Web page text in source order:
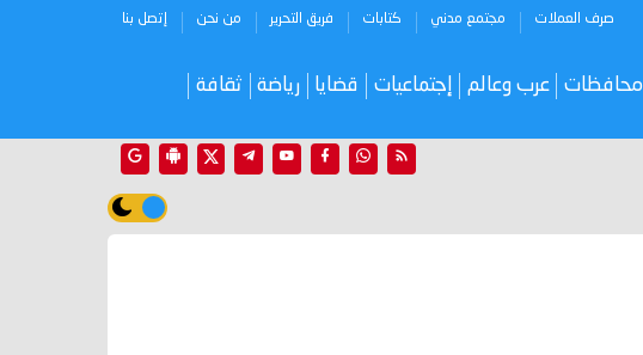
صرف العملات مجتمع مدني كتابات فريق التحرير من نحن إتصل بنا
محافظات عرب وعالم إجتماعيات قضايا رياضة ثقافة